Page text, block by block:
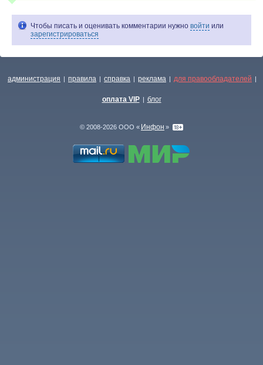
Чтобы писать и оценивать комментарии нужно войти или
зарегистрироваться
администрация | правила | справка | реклама | для правообладателей |
оплата VIP | блог
© 2008-2026 ООО « Инфон »